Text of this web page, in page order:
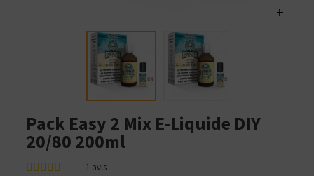
+
Pack Easy 2 Mix E-Liquide DIY
20/80 200ml
1 avis